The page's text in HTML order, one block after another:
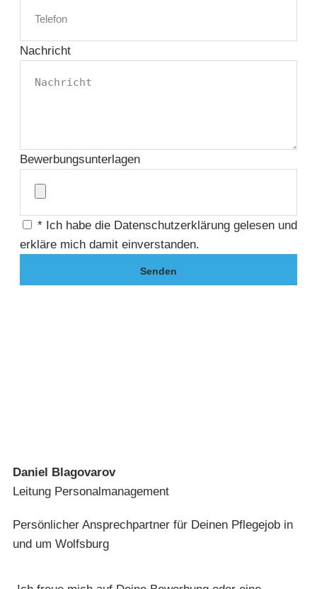
Nachricht
Bewerbungsunterlagen
* Ich habe die Datenschutzerklärung gelesen und
erkläre mich damit einverstanden.
Senden
Daniel Blagovarov
Leitung Personalmanagement
Persönlicher Ansprechpartner für Deinen Pflegejob in
und um Wolfsburg